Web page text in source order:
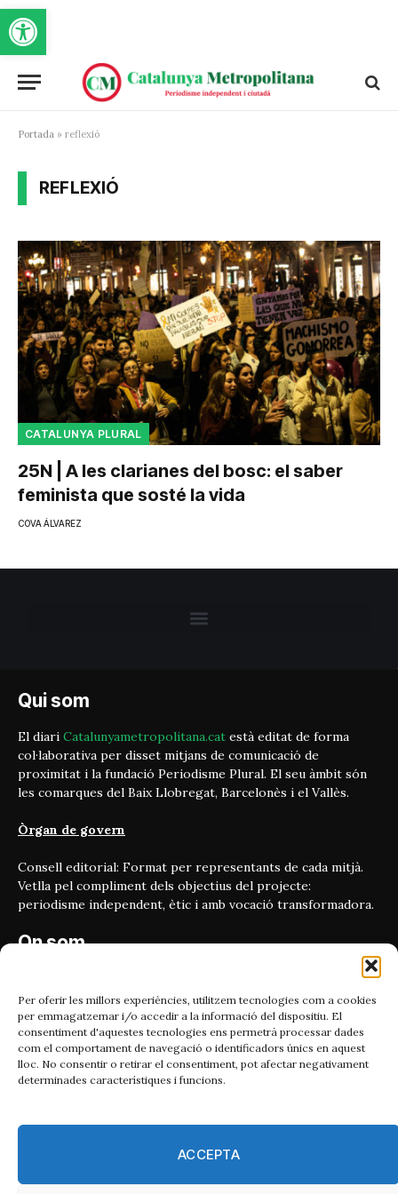
Obre la barra d'eines
Per oferir les millors experiències, utilitzem tecnologies com a cookies
per emmagatzemar i/o accedir a la informació del dispositiu. El
consentiment d'aquestes tecnologies ens permetrà processar dades
com el comportament de navegació o identificadors únics en aquest
lloc. No consentir o retirar el consentiment, pot afectar negativament
determinades característiques i funcions.
ACCEPTA
Portada » reflexió
REFLEXIÓ
CATALUNYA PLURAL
25N | A les clarianes del bosc: el saber
feminista que sosté la vida
COVA ÁLVAREZ
Qui som
El diari Catalunyametropolitana.cat està editat de forma
col·laborativa per disset mitjans de comunicació de
proximitat i la fundació Periodisme Plural. El seu àmbit són
les comarques del Baix Llobregat, Barcelonès i el Vallès.
Òrgan de govern
Consell editorial: Format per representants de cada mitjà.
Vetlla pel compliment dels objectius del projecte:
periodisme independent, ètic i amb vocació transformadora.
On som
08010, Barcelona
Contacta'ns
Email:
catmet@periodismeplural.cat
Telèfon: